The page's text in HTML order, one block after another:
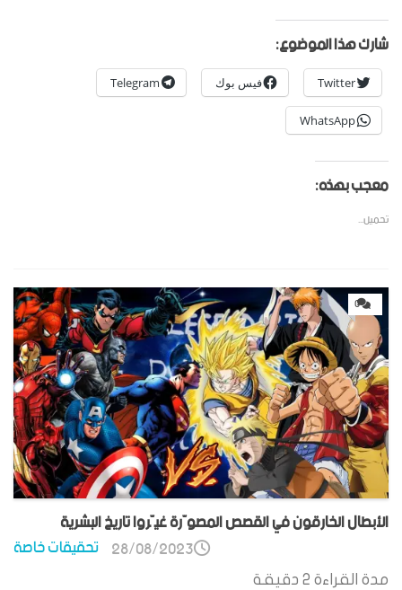
شارك هذا الموضوع:
Twitter فيس بوك Telegram
WhatsApp
معجب بهذه:
تحميل...
0
الأبطال الخارقون في القصص المصوّرة غيّروا تاريخ البشرية
تحقيقات خاصة 28/08/2023
مدة القراءة 2 دقيقة